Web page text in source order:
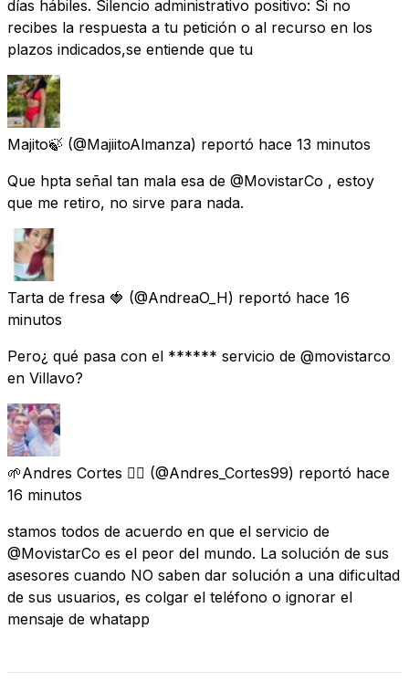
días hábiles. Silencio administrativo positivo: Si no
recibes la respuesta a tu petición o al recurso en los
plazos indicados,se entiende que tu
Majito🍃 (@MajiitoAlmanza) reportó hace 13 minutos
Que hpta señal tan mala esa de @MovistarCo , estoy
que me retiro, no sirve para nada.
Tarta de fresa 🍓 (@AndreaO_H) reportó hace 16
minutos
Pero¿ qué pasa con el ****** servicio de @movistarco
en Villavo?
🌱Andres Cortes 🏳️‍🌈 (@Andres_Cortes99) reportó hace
16 minutos
stamos todos de acuerdo en que el servicio de
@MovistarCo es el peor del mundo. La solución de sus
asesores cuando NO saben dar solución a una dificultad
de sus usuarios, es colgar el teléfono o ignorar el
mensaje de whatapp